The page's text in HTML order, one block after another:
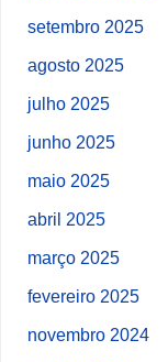
setembro 2025
agosto 2025
julho 2025
junho 2025
maio 2025
abril 2025
março 2025
fevereiro 2025
novembro 2024